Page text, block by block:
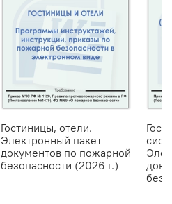
Гостиницы, отели.
Электронный пакет
документов по пожарной
безопасности (2026 г.)